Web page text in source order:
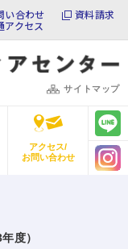
い合わせ
資料請求
アクセス
サイトマップ
アクセス/
お問い合わせ
度）